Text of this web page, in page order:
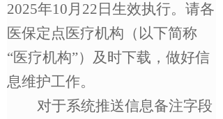
2025年10月 22 日生效执行。 请各
医保定点医疗机构 （以下简称
“医疗机构”） 及时下载，做好信
息维护工作。
对于系统推送信息备注字段